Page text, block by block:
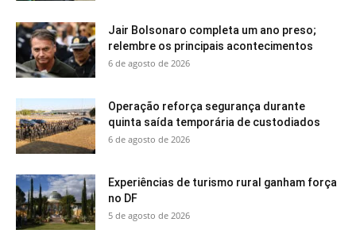
Jair Bolsonaro completa um ano preso;
relembre os principais acontecimentos
6 de agosto de 2026
Operação reforça segurança durante
quinta saída temporária de custodiados
6 de agosto de 2026
Experiências de turismo rural ganham força
no DF
5 de agosto de 2026